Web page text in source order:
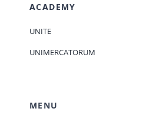
ACADEMY
UNITE
UNIMERCATORUM
MENU